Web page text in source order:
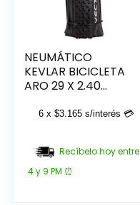
NEUMÁTICO
KEVLAR BICICLETA
ARO 29 X 2.40
6 x$3.165 s/interés 💳
Recíbelo hoy entre
4 y 9 PM ⏰